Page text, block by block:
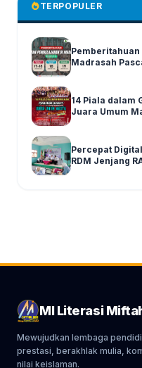
TERPOPULER
Madrasah
14 Piala dalam
Juara Umum
Percepat
RDM Jenjang
MI Literasi
Mewujudkan lembaga
prestasi, berakhlak mulia,
nilai keislaman.